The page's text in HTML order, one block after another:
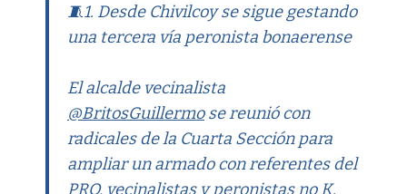
🧵1. Desde Chivilcoy se sigue gestando
una tercera vía peronista bonaerense
El alcalde vecinalista
@BritosGuillermose reunió con
radicales de la Cuarta Sección para
ampliar un armado con referentes del
PRO, vecinalistas y peronistas no K.